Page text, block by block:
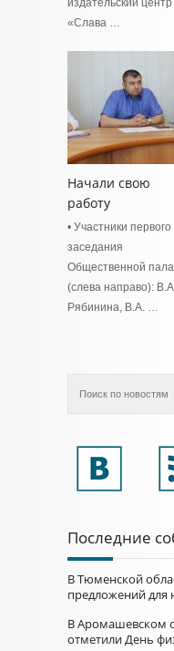
издательский центр
«Слава …
Начали свою
работу
• Участники первого
заседания
Общественной
(слева направо):
Рябинина, В.А. …
Последние
В Тюменской
предложений
В Аромашевском
отметили День